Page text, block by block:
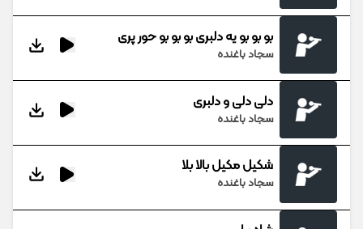
بو بو بو یه دلبری بو بو بو حور پری
سجاد باغنده
دلی دلی و دلبری
سجاد باغنده
شکیل مکیل بالا بلا
سجاد باغنده